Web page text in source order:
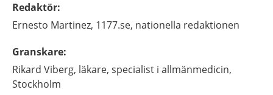
Redaktör:
Ernesto Martinez, 1177.se, nationella redaktionen
Granskare:
Rikard Viberg, läkare, specialist i allmänmedicin,
Stockholm